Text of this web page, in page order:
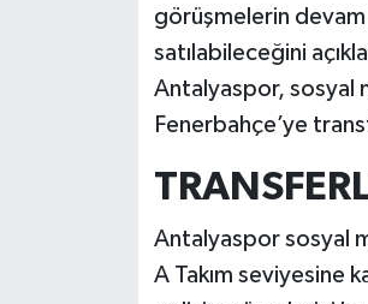
görüşmelerin devam
satılabileceğini
Antalyaspor, sosyal
Fenerbahçe’ye
Antalyaspor sosyal
A Takım seviyesine